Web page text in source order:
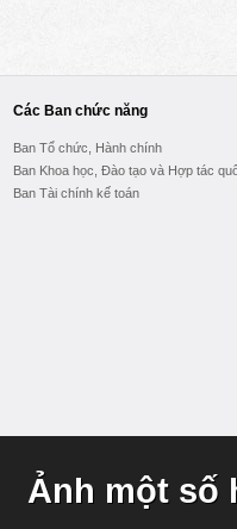
Các Ban chức năng
Ban Tổ chức, Hành chính
Ban Khoa học, Đào tạo và Hợp tác
Ban Tài chính kế toán
Ảnh một số